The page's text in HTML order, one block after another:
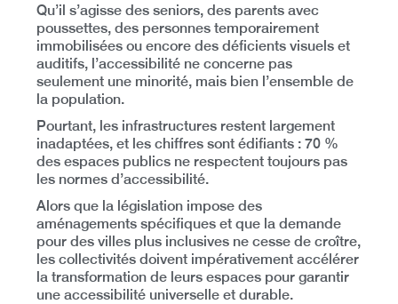
Qu’il s’agisse des seniors, des parents avec
poussettes, des personnes temporairement
immobilisées ou encore des déficients visuels et
auditifs, l’accessibilité ne concerne pas
seulement une minorité, mais bien l’ensemble de
la population.
Pourtant, les infrastructures restent largement
inadaptées, et les chiffres sont édifiants :70 %
des espaces publics ne respectent toujours pas
les normes d’accessibilité.
Alors que la législation impose des
aménagements spécifiques et que la demande
pour des villes plus inclusives ne cesse de croître,
les collectivités doivent impérativement accélérer
la transformation de leurs espaces pour garantir
une accessibilité universelle et durable.